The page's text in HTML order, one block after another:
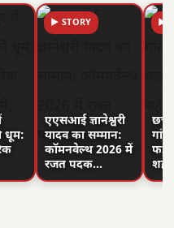
धूम:
▶ STORY
एएसआई ज्ञानेश्वरी
यादव का सम्मान:
कॉमनवेल्थ 2026 में
रजत पदक…
▶